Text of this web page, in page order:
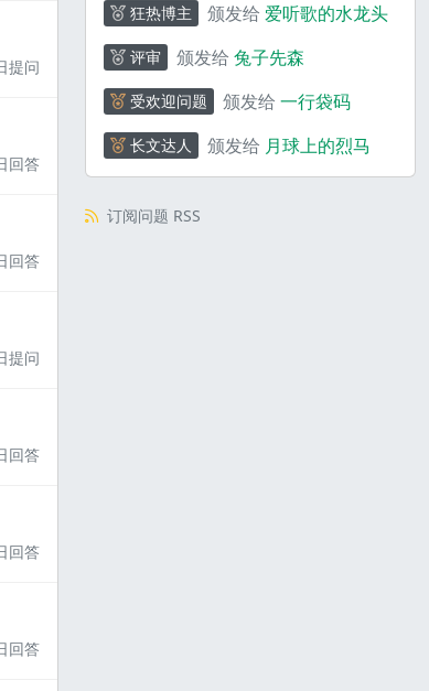
提问
回答
回答
提问
回答
回答
回答
狂热博主 颁发给 爱听歌的水龙头
评审 颁发给 兔子先森
受欢迎问题 颁发给 一行袋码
长文达人 颁发给 月球上的烈马
订阅问题 RSS